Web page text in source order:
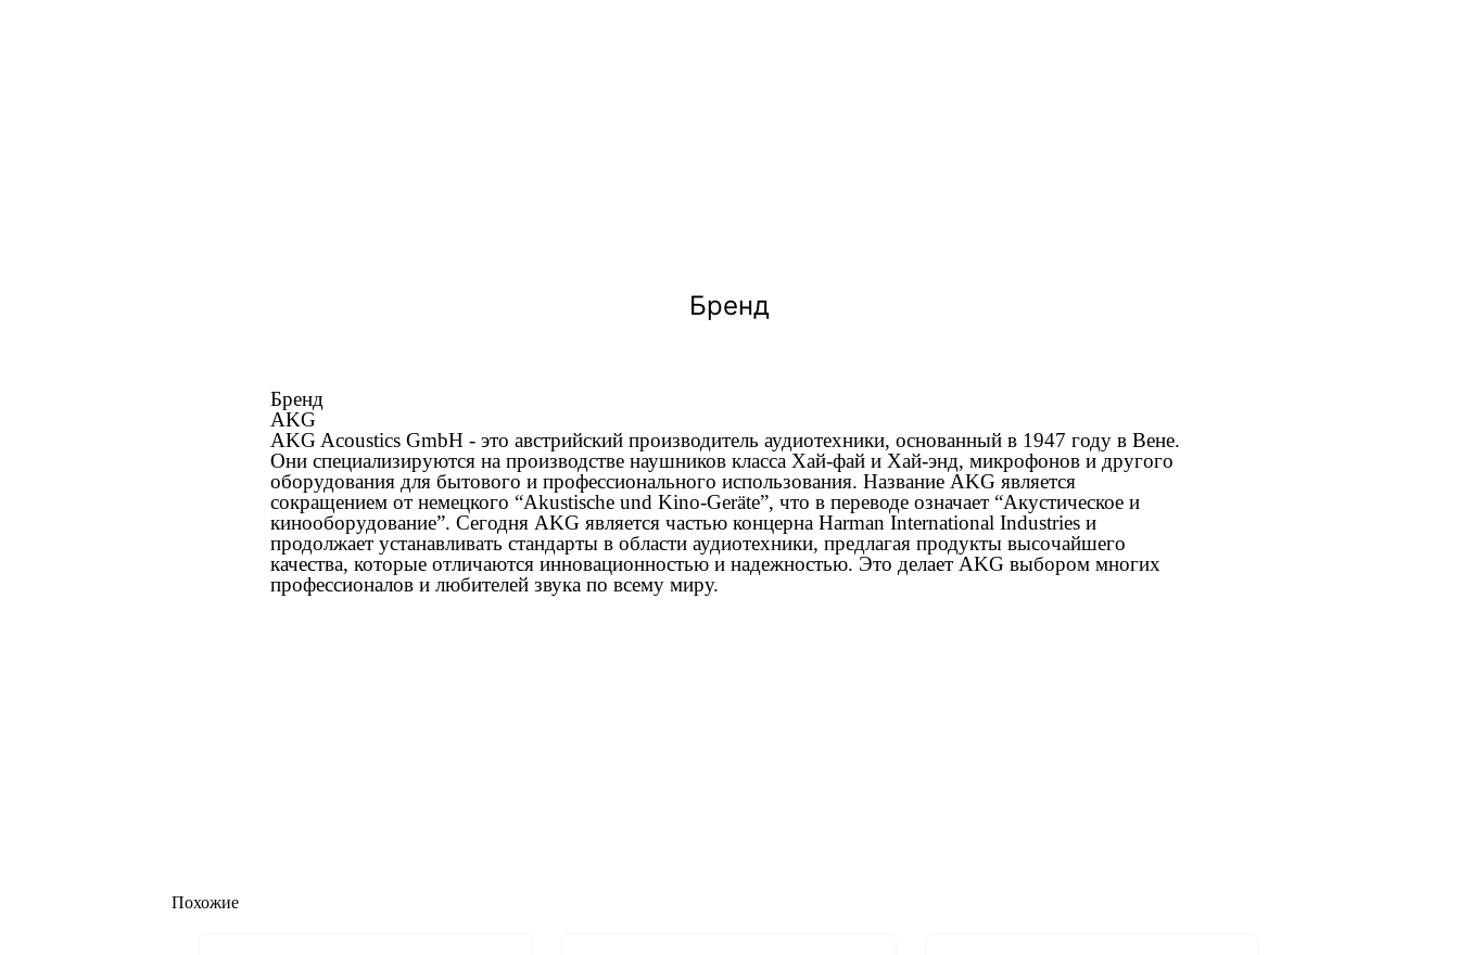
Бренд
Бренд
AKG
AKG Acoustics GmbH - это австрийский производитель аудиотехники, основанный в 1947 году в Вене.
Они специализируются на производстве наушников класса Хай-фай и Хай-энд, микрофонов и другого
оборудования для бытового и профессионального использования. Название AKG является
сокращением от немецкого “Akustische und Kino-Geräte”, что в переводе означает “Акустическое и
кинооборудование”. Сегодня AKG является частью концерна Harman International Industries и
продолжает устанавливать стандарты в области аудиотехники, предлагая продукты высочайшего
качества, которые отличаются инновационностью и надежностью. Это делает AKG выбором многих
профессионалов и любителей звука по всему миру.
Похожие